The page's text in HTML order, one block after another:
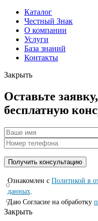
Каталог
Честный Знак
О компании
Услуги
База знаний
Контакты
Закрыть
Оставьте
бесплатную
Ознакомлен с Политикой в
данных.
Даю Согласие на обработку
Закрыть